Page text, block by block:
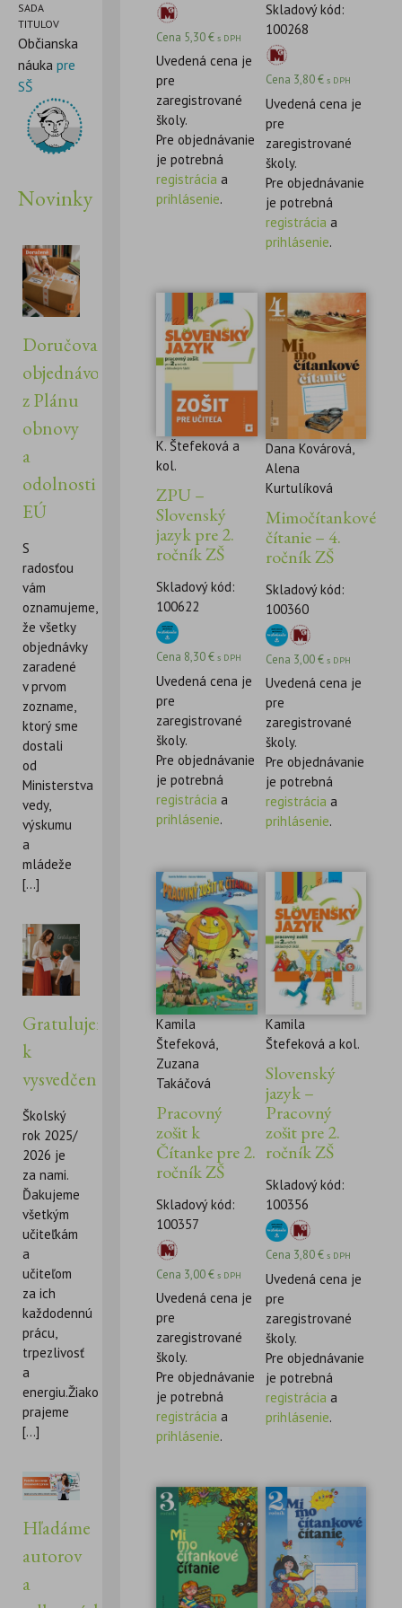
SADA
TITULOV
Občianska
náuka pre
SŠ
Novinky
Doručovanie
objednávok
z Plánu
obnovy
a
odolnosti
EÚ
S
radosťou
vám
oznamujeme,
že všetky
objednávky
zaradené
v prvom
zozname,
ktorý sme
dostali
od
Ministerstva
vedy,
výskumu
a
mládeže
[...]
Gratulujeme
k
vysvedčeniu!
Školský
rok 2025/
2026 je
za nami.
Ďakujeme
všetkým
učiteľkám
a
učiteľom
za ich
každodennú
prácu,
trpezlivosť
a
energiu.Žiakom
prajeme
[...]
Hľadáme
autorov
a
Cena 5,30€ s DPH
Uvedená cena je
pre
zaregistrované
školy.
Pre objednávanie
je potrebná
registrácia a
prihlásenie.
Skladový kód:
100268
Cena 3,80€ s DPH
Uvedená cena je
pre
zaregistrované
školy.
Pre objednávanie
je potrebná
registrácia a
prihlásenie.
K. Štefeková a
kol.
ZPU –
Slovenský
jazyk pre 2.
ročník ZŠ
Skladový kód:
100622
Cena 8,30€ s DPH
Uvedená cena je
pre
zaregistrované
školy.
Pre objednávanie
je potrebná
registrácia a
prihlásenie.
Dana Kovárová,
Alena
Kurtulíková
Mimočítankové
čítanie – 4.
ročník ZŠ
Skladový kód:
100360
Cena 3,00€ s DPH
Uvedená cena je
pre
zaregistrované
školy.
Pre objednávanie
je potrebná
registrácia a
prihlásenie.
Kamila
Štefeková,
Zuzana
Takáčová
Pracovný
zošit k
Čítanke pre 2.
ročník ZŠ
Skladový kód:
100357
Cena 3,00€ s DPH
Uvedená cena je
pre
zaregistrované
školy.
Pre objednávanie
je potrebná
registrácia a
prihlásenie.
Kamila
Štefeková a kol.
Slovenský
jazyk –
Pracovný
zošit pre 2.
ročník ZŠ
Skladový kód:
100356
Cena 3,80€ s DPH
Uvedená cena je
pre
zaregistrované
školy.
Pre objednávanie
je potrebná
registrácia a
prihlásenie.